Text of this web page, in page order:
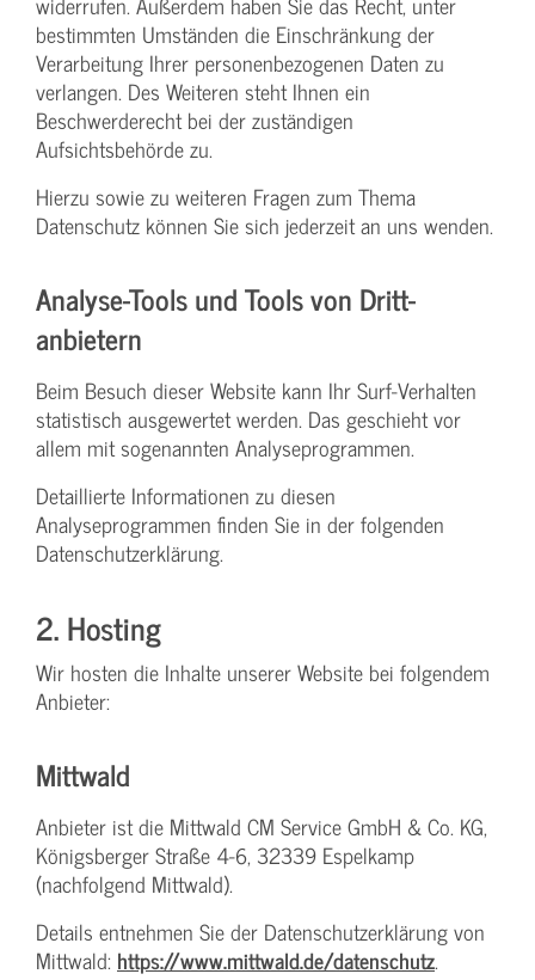
bestimmten Umständen die Einschränkung der
Verarbeitung Ihrer personenbezogenen Daten zu
verlangen. Des Weiteren steht Ihnen ein
Beschwerderecht bei der zuständigen
Aufsichtsbehörde zu.
Hierzu sowie zu weiteren Fragen zum Thema
Datenschutz können Sie sich jederzeit an uns wenden.
Analyse-Tools und Tools von Dritt­
anbietern
Beim Besuch dieser Website kann Ihr Surf-Verhalten
statistisch ausgewertet werden. Das geschieht vor
allem mit sogenannten Analyseprogrammen.
Detaillierte Informationen zu diesen
Analyseprogrammen finden Sie in der folgenden
Datenschutzerklärung.
2. Hosting
Wir hosten die Inhalte unserer Website bei folgendem
Anbieter:
Mittwald
Anbieter ist die Mittwald CM Service GmbH & Co. KG,
Königsberger Straße 4-6, 32339 Espelkamp
(nachfolgend Mittwald).
Details entnehmen Sie der Datenschutzerklärung von
Mittwald: https://www.mittwald.de/datenschutz.